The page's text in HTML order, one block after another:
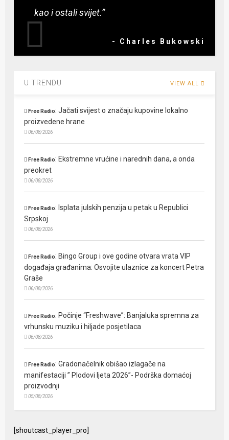
kao i ostali svijet.”
- Charles Bukowski
U TRENDU VIEW ALL
Free Radio:Jačati svijest o značaju kupovine lokalno
proizvedene hrane
06/08/2026
Free Radio: Ekstremne vrućine i narednih dana, a onda
preokret
06/08/2026
Free Radio: Isplata julskih penzija u petak u Republici
Srpskoj
06/08/2026
Free Radio: Bingo Group i ove godine otvara vrata VIP
događaja građanima: Osvojite ulaznice za koncert Petra
Graše
06/08/2026
Free Radio: Počinje “Freshwave”: Banjaluka spremna za
vrhunsku muziku i hiljade posjetilaca
06/08/2026
Free Radio:Gradonačelnik obišao izlagače na
manifestaciji ” Plodovi ljeta 2026”- Podrška domaćoj
proizvodnji
05/08/2026
[shoutcast_player_pro]